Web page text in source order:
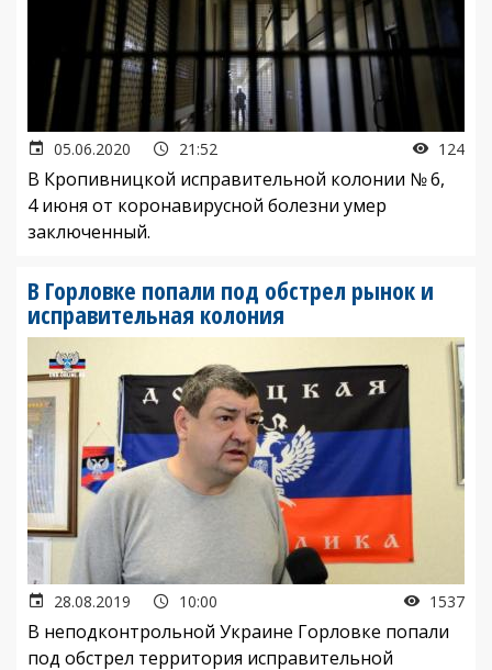
05.06.2020 21:52 124
В Кропивницкой исправительной колонии № 6,
4 июня от коронавирусной болезни умер
заключенный.
В Горловке попали под обстрел рынок и
исправительная колония
28.08.2019 10:00 1537
В неподконтрольной Украине Горловке попали
под обстрел территория исправительной